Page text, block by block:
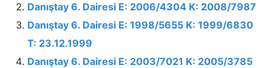
Danıştay 6. Dairesi E: 2006/4304 K: 2008/7987
Danıştay 6. Dairesi E: 1998/5655 K: 1999/6830
T: 23.12.1999
Danıştay 6. Dairesi E: 2003/7021 K: 2005/3785